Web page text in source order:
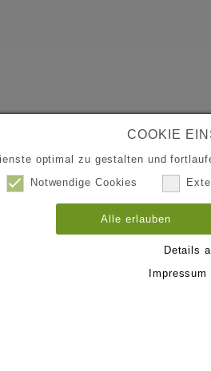
COOKIE
optimal zu gestalten und
Notwendige Cookies
Alle erlauben
Details
Impressum